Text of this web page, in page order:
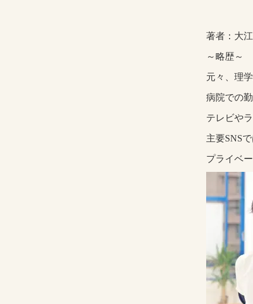
著者：大
～略歴～
元々、理
病院での
テレビや
主要SNS
プライベ